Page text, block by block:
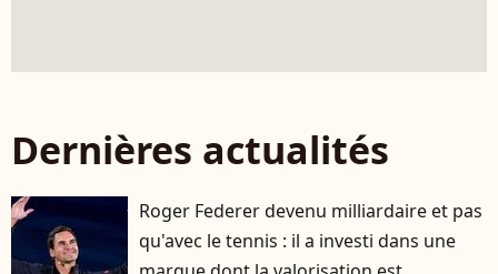
Dernières actualités
Roger Federer devenu milliardaire et pas
qu'avec le tennis : il a investi dans une